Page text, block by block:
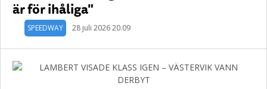
är för ihåliga"
SPEEDWAY 28 juli 2026 20.09